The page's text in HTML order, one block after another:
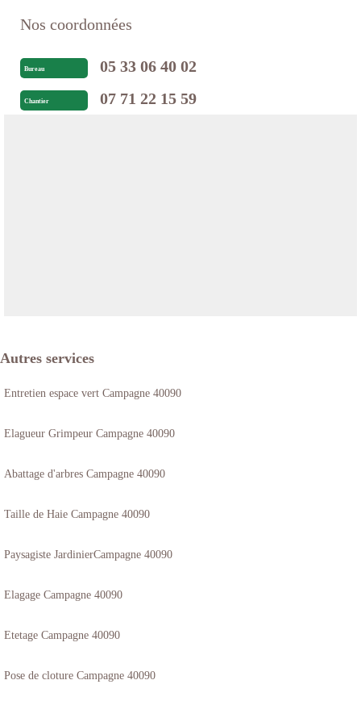
Nos coordonnées
Bureau 05 33 06 40 02
Chantier 07 71 22 15 59
Autres services
Entretien espace vert Campagne 40090
Elagueur Grimpeur Campagne 40090
Abattage d'arbres Campagne 40090
Taille de Haie Campagne 40090
Paysagiste JardinierCampagne 40090
Elagage Campagne 40090
Etetage Campagne 40090
Pose de cloture Campagne 40090